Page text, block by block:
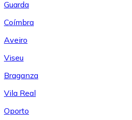
Guarda
Coímbra
Aveiro
Viseu
Braganza
Vila Real
Oporto